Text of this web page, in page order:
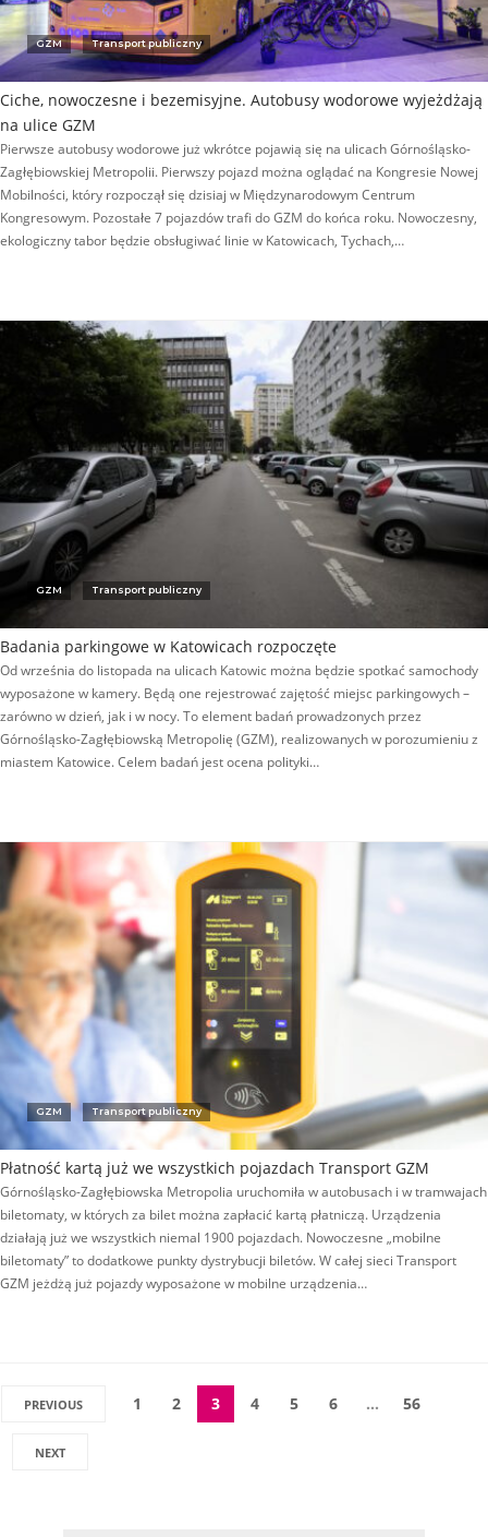
GZM Transport publiczny
Ciche, nowoczesne i bezemisyjne. Autobusy wodorowe wyjeżdżają
na ulice GZM
Pierwsze autobusy wodorowe już wkrótce pojawią się na ulicach Górnośląsko-
Zagłębiowskiej Metropolii. Pierwszy pojazd można oglądać na Kongresie Nowej
Mobilności, który rozpoczął się dzisiaj w Międzynarodowym Centrum
Kongresowym. Pozostałe 7 pojazdów trafi do GZM do końca roku. Nowoczesny,
ekologiczny tabor będzie obsługiwać linie w Katowicach, Tychach,…
GZM Transport publiczny
Badania parkingowe w Katowicach rozpoczęte
Od września do listopada na ulicach Katowic można będzie spotkać samochody
wyposażone w kamery. Będą one rejestrować zajętość miejsc parkingowych –
zarówno w dzień, jak i w nocy. To element badań prowadzonych przez
Górnośląsko-Zagłębiowską Metropolię (GZM), realizowanych w porozumieniu z
miastem Katowice. Celem badań jest ocena polityki…
GZM Transport publiczny
Płatność kartą już we wszystkich pojazdach Transport GZM
Górnośląsko-Zagłębiowska Metropolia uruchomiła w autobusach i w tramwajach
biletomaty, w których za bilet można zapłacić kartą płatniczą. Urządzenia
działają już we wszystkich niemal 1900 pojazdach. Nowoczesne „mobilne
biletomaty” to dodatkowe punkty dystrybucji biletów. W całej sieci Transport
GZM jeżdżą już pojazdy wyposażone w mobilne urządzenia…
PREVIOUS 1 2 3 4 5 6 … 56
NEXT